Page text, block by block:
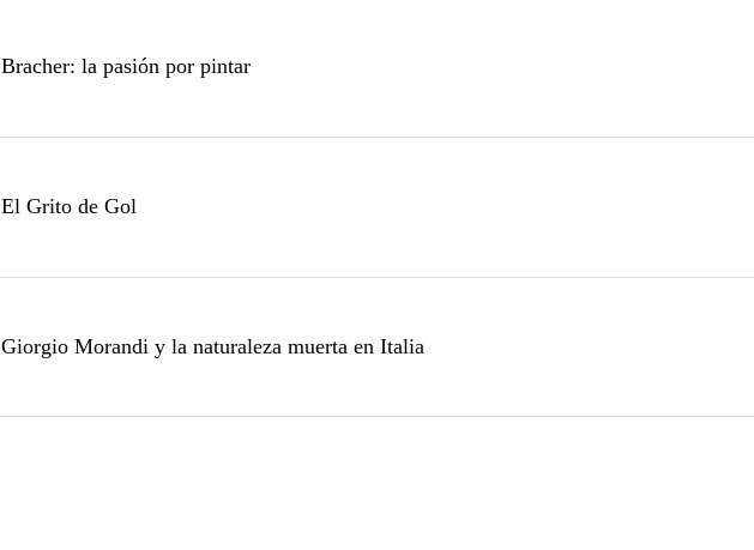
Bracher: la pasión por pintar
El Grito de Gol
Giorgio Morandi y la naturaleza muerta en Italia